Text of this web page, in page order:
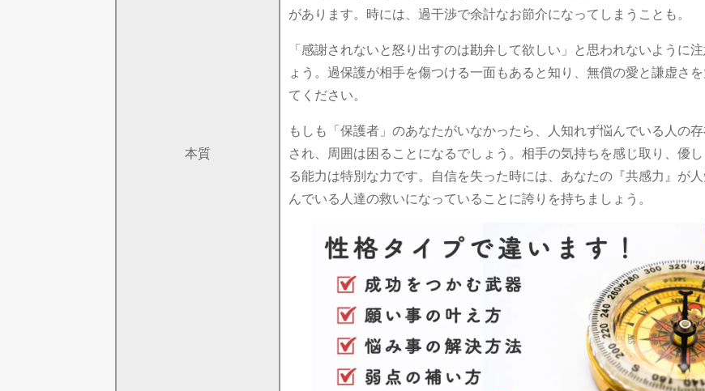
本質
があります。時には、過干渉で余計なお節介になってしまうことも。
「感謝されないと怒り出すのは勘弁して欲しい」と思われないように
ょう。過保護が相手を傷つける一面もあると知り、無償の愛と謙虚さ
てください。
もしも「保護者」のあなたがいなかったら、人知れず悩んでいる人の
され、周囲は困ることになるでしょう。相手の気持ちを感じ取り、優
る能力は特別な力です。自信を失った時には、あなたの『共感力』が
んでいる人達の救いになっていることに誇りを持ちましょう。